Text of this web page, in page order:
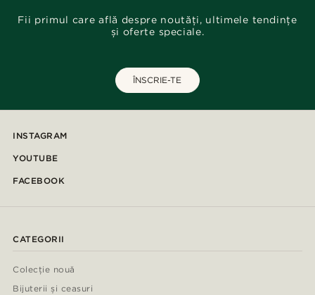
Fii primul care află despre noutăți, ultimele tendințe
și oferte speciale.
ÎNSCRIE-TE
INSTAGRAM
YOUTUBE
FACEBOOK
CATEGORII
Colecție nouă
Bijuterii și ceasuri